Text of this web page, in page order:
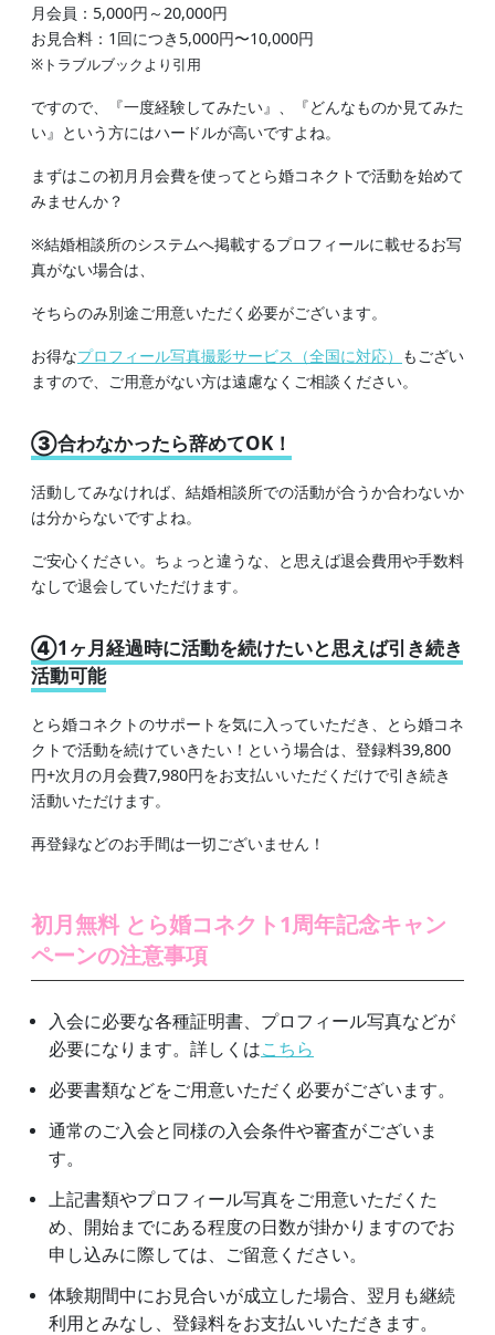
月会員：5,000円～20,000円
お見合料：1回につき5,000円〜10,000円
※トラブルブックより引用
ですので、『一度経験してみたい』、『どんなものか見てみた
い』という方にはハードルが高いですよね。
まずはこの初月月会費を使ってとら婚コネクトで活動を始めて
みませんか？
※結婚相談所のシステムへ掲載するプロフィールに載せるお写
真がない場合は、
そちらのみ別途ご用意いただく必要がございます。
お得なプロフィール写真撮影サービス（全国に対応） もござい
ますので、ご用意がない方は遠慮なくご相談ください。
③合わなかったら辞めてOK！
活動してみなければ、結婚相談所での活動が合うか合わないか
は分からないですよね。
ご安心ください。ちょっと違うな、と思えば退会費用や手数料
なしで退会していただけます。
④1ヶ月経過時に活動を続けたいと思えば引き続き
活動可能
とら婚コネクトのサポートを気に入っていただき、とら婚コネ
クトで活動を続けていきたい！という場合は、登録料39,800
円+次月の月会費7,980円をお支払いいただくだけで引き続き
活動いただけます。
再登録などのお手間は一切ございません！
初月無料 とら婚コネクト1周年記念キャン
ペーンの注意事項
入会に必要な各種証明書、プロフィール写真などが
必要になります。詳しくはこちら
必要書類などをご用意いただく必要がございます。
通常のご入会と同様の入会条件や審査がございま
す。
上記書類やプロフィール写真をご用意いただくた
め、開始までにある程度の日数が掛かりますのでお
申し込みに際しては、ご留意ください。
体験期間中にお見合いが成立した場合、翌月も継続
利用とみなし、登録料をお支払いいただきます。